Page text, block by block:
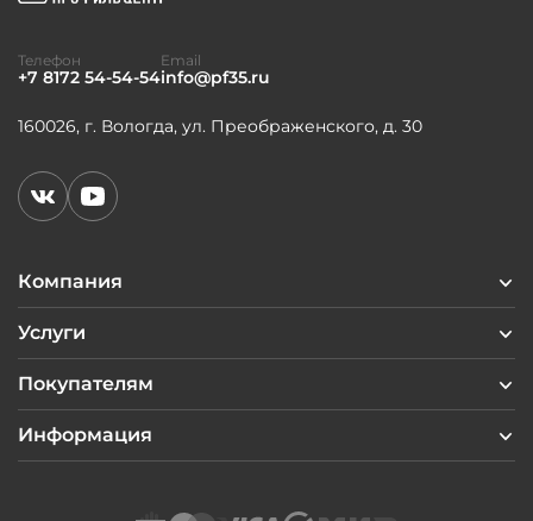
Компания
Услуги
Покупателям
Информация
160026, г. Вологда, ул. Преображенского, д. 30
Телефон
+7 8172 54-54-54
Email
info@pf35.ru